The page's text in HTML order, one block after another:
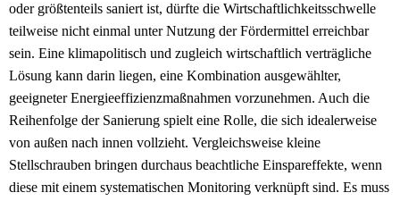
oder größtenteils saniert ist, dürfte die Wirtschaftlichkeitsschwelle
teilweise nicht einmal unter Nutzung der Fördermittel erreichbar
sein. Eine klimapolitisch und zugleich wirtschaftlich verträgliche
Lösung kann darin liegen, eine Kombination ausgewählter,
geeigneter Energieeffizienzmaßnahmen vorzunehmen. Auch die
Reihenfolge der Sanierung spielt eine Rolle, die sich idealerweise
von außen nach innen vollzieht. Vergleichsweise kleine
Stellschrauben bringen durchaus beachtliche Einspareffekte, wenn
diese mit einem systematischen Monitoring verknüpft sind. Es muss